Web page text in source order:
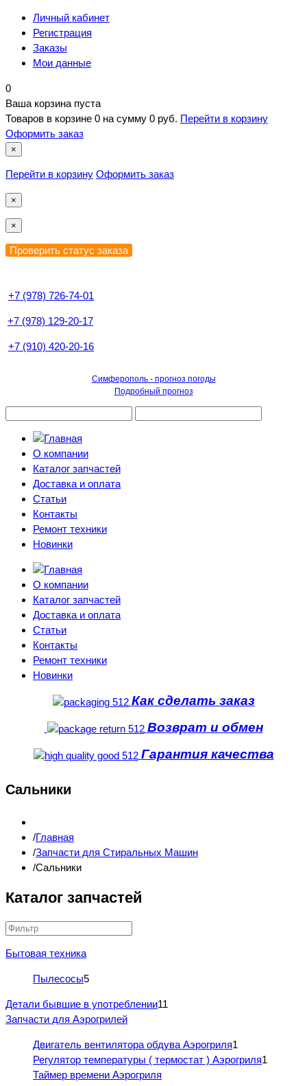
Личный кабинет
Регистрация
Заказы
Мои данные
0
Ваша корзина пуста
Товаров в корзине 0 на сумму 0 руб. Перейти в корзину
Оформить заказ
×
Перейти в корзину Оформить заказ
×
×
+7 (978) 726-74-01
+7 (978) 129-20-17
+7 (910) 420-20-16
Симферополь - прогноз погоды
Подробный прогноз
О компании
Каталог запчастей
Доставка и оплата
Статьи
Контакты
Ремонт техники
Новинки
О компании
Каталог запчастей
Доставка и оплата
Статьи
Контакты
Ремонт техники
Новинки
Как сделать заказ
Возврат и обмен
Гарантия качества
Сальники
Главная
Запчасти для Стиральных Машин
Сальники
Каталог запчастей
Бытовая техника
Пылесосы5
Детали бывшие в употреблении11
Запчасти для Аэрогрилей
Двигатель вентилятора обдува Аэрогриля1
Регулятор температуры ( термостат ) Аэрогриля1
Таймер времени Аэрогриля